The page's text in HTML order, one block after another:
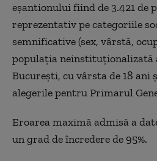
eșantionului fiind de 3.421 de
reprezentativ pe categoriile
semnificative (sex, vârstă,
populația neinstituționalizată
București, cu vârsta de 18 ani
alegerile pentru Primarul
Eroarea maximă admisă a
un grad de încredere de 95%.